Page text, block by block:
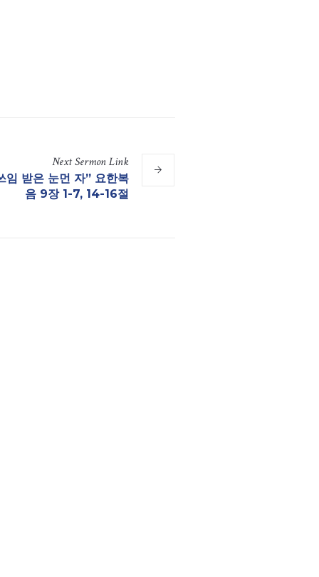
NextSermonLink
임 받은 눈먼 자​” 요한복
음 9장 1-7, 14-16절